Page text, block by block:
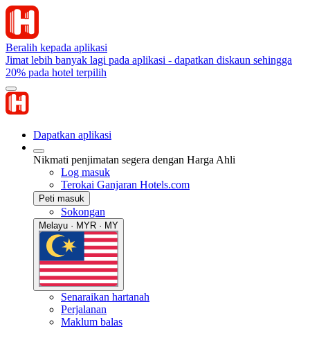
Beralih kepada aplikasi
Jimat lebih banyak lagi pada aplikasi - dapatkan diskaun sehingga
20% pada hotel terpilih
Dapatkan aplikasi
Nikmati penjimatan segera dengan Harga Ahli
Log masuk
Terokai Ganjaran Hotels.com
Peti masuk
Sokongan
Melayu · MYR · MY
Senaraikan hartanah
Perjalanan
Maklum balas